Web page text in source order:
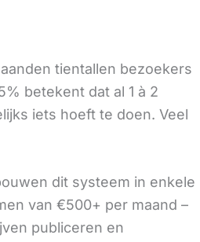
tientallen bezoekers
betekent dat al 1 à 2
iets hoeft te doen. Veel
dit systeem in enkele
van €500+ per maand –
publiceren en